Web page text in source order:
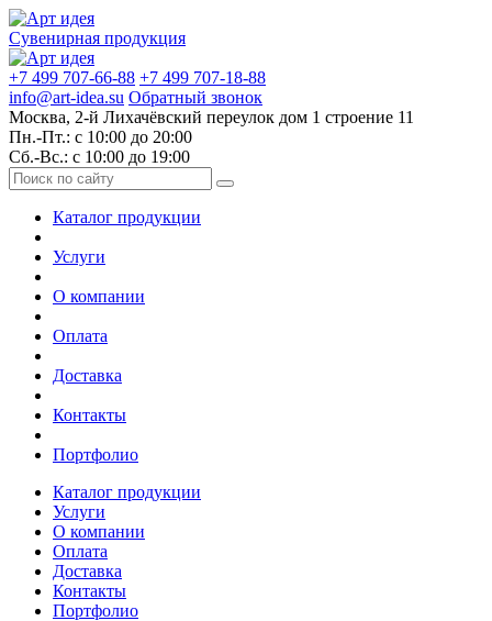
Сувенирная продукция
+7 499 707-66-88 +7 499 707-18-88
info@art-idea.su Обратный звонок
Москва, 2-й Лихачёвский переулок дом 1 строение 11
Пн.-Пт.: с 10:00 до 20:00
Сб.-Вс.: с 10:00 до 19:00
Каталог продукции
Услуги
О компании
Оплата
Доставка
Контакты
Портфолио
Каталог продукции
Услуги
О компании
Оплата
Доставка
Контакты
Портфолио